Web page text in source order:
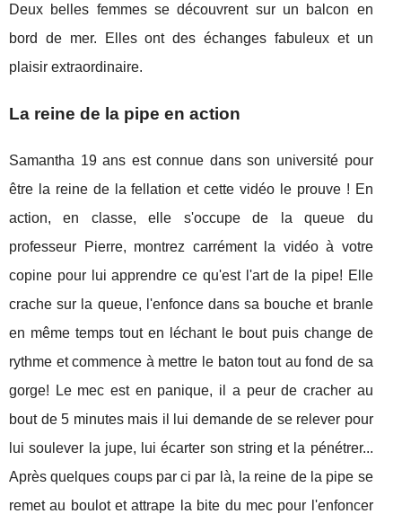
Deux belles femmes se découvrent sur un balcon en
bord de mer. Elles ont des échanges fabuleux et un
plaisir extraordinaire.
La reine de la pipe en action
Samantha 19 ans est connue dans son université pour
être la reine de la fellation et cette vidéo le prouve ! En
action, en classe, elle s'occupe de la queue du
professeur Pierre, montrez carrément la vidéo à votre
copine pour lui apprendre ce qu'est l'art de la pipe! Elle
crache sur la queue, l'enfonce dans sa bouche et branle
en même temps tout en léchant le bout puis change de
rythme et commence à mettre le baton tout au fond de sa
gorge! Le mec est en panique, il a peur de cracher au
bout de 5 minutes mais il lui demande de se relever pour
lui soulever la jupe, lui écarter son string et la pénétrer...
Après quelques coups par ci par là, la reine de la pipe se
remet au boulot et attrape la bite du mec pour l'enfoncer